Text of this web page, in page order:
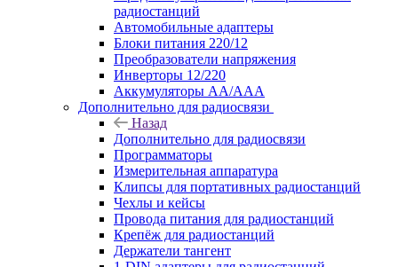
радиостанций
Автомобильные адаптеры
Блоки питания 220/12
Преобразователи напряжения
Инверторы 12/220
Аккумуляторы АА/ААА
Дополнительно для радиосвязи
Назад
Дополнительно для радиосвязи
Программаторы
Измерительная аппаратура
Клипсы для портативных радиостанций
Чехлы и кейсы
Провода питания для радиостанций
Крепёж для радиостанций
Держатели тангент